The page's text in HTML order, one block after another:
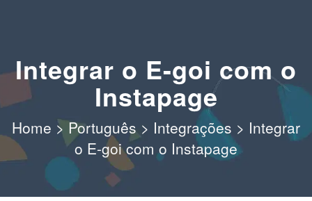
Integrar o E-goi com o
Instapage
Home > Português > Integrações > Integrar
o E-goi com o Instapage